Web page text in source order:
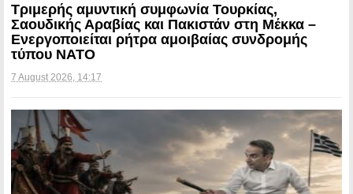
Τριμερής αμυντική συμφωνία Τουρκίας,
Σαουδικής Αραβίας και Πακιστάν στη Μέκκα –
Ενεργοποιείται ρήτρα αμοιβαίας συνδρομής
τύπου NATO
7 August 2026, 14:17